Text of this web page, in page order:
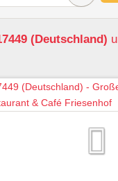
(Deutschland)